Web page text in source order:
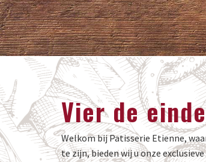
Vier de
Welkom bij Patisserie Etienne,
te zijn, bieden wij u onze